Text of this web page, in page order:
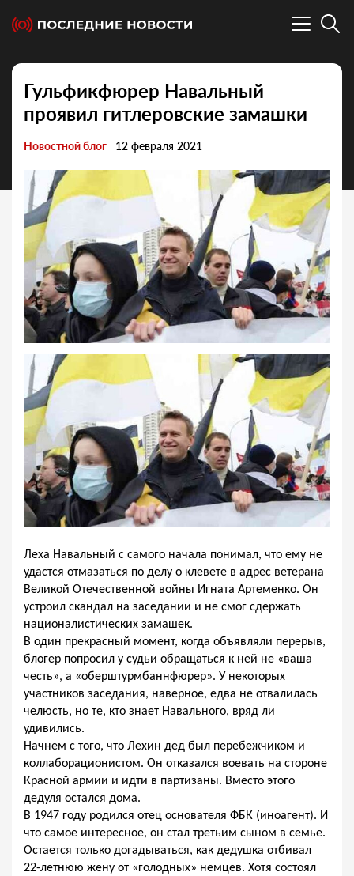
Гульфикфюрер Навальный
проявил гитлеровские замашки
Новостной блог 12 февраля 2021
Леха Навальный с самого начала понимал, что ему не
удастся отмазаться по делу о клевете в адрес ветерана
Великой Отечественной войны Игната Артеменко. Он
устроил скандал на заседании и не смог сдержать
националистических замашек.
В один прекрасный момент, когда объявляли перерыв,
блогер попросил у судьи обращаться к ней не «ваша
честь», а «оберштурмбаннфюрер». У некоторых
участников заседания, наверное, едва не отвалилась
челюсть, но те, кто знает Навального, вряд ли
удивились.
Начнем с того, что Лехин дед был перебежчиком и
коллаборационистом. Он отказался воевать на стороне
Красной армии и идти в партизаны. Вместо этого
дедуля остался дома.
В 1947 году родился отец основателя ФБК (иноагент). И
что самое интересное, он стал третьим сыном в семье.
Остается только догадываться, как дедушка отбивал
22-летнюю жену от «голодных» немцев. Хотя состоял